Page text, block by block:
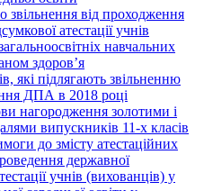
звільнення від проходження
атестації учнів
навчальних
здоров’я
які підлягають звільненню
ДПА в 2018 році
нагородження золотими і
випускників 11-х класів
до змісту атестаційних
державної
учнів (вихованців) у